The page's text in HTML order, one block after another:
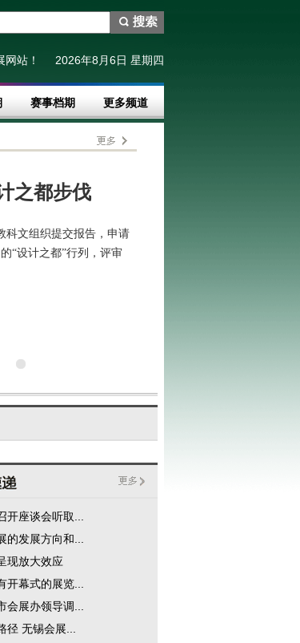
网站！ 2026年8月6日 星期四
赛事档期 更多频道
之都步伐
科文组织提交报告，申请
“设计之都”行列，评审
开座谈会听取...
的发展方向和...
现放大效应
开幕式的展览...
会展办领导调...
径 无锡会展...